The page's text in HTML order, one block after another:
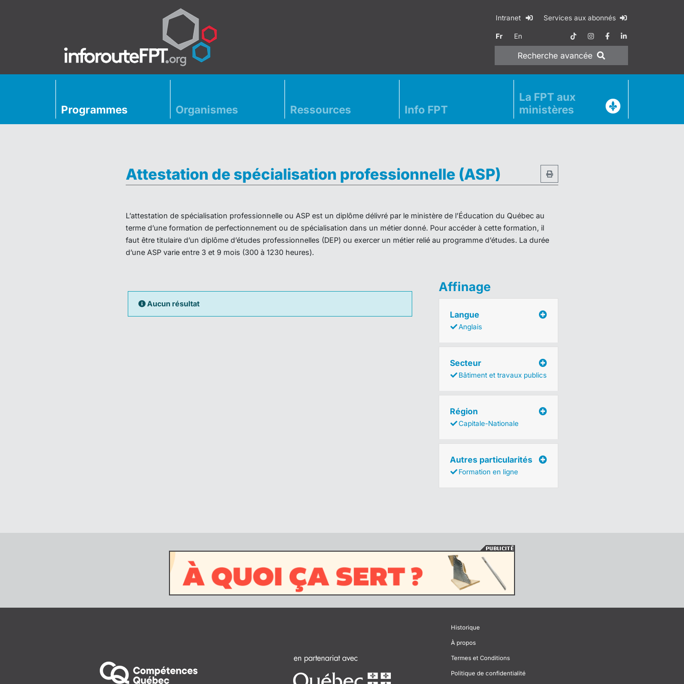
Intranet Services aux abonnés
Fr En
Recherche avancée
Programmes Organismes Ressources Info FPT
La FPT aux
ministères
Attestation de spécialisation professionnelle (ASP)
L’attestation de spécialisation professionnelle ou ASP est un diplôme délivré par le ministère de l’Éducation du Québec au
terme d’une formation de perfectionnement ou de spécialisation dans un métier donné. Pour accéder à cette formation, il
faut être titulaire d’un diplôme d’études professionnelles (DEP) ou exercer un métier relié au programme d’études. La durée
d’une ASP varie entre 3 et 9 mois (300 à 1230 heures).
Aucun résultat
Affinage
Langue
Anglais
Secteur
Bâtiment et travaux publics
Région
Capitale-Nationale
Autres particularités
Formation en ligne
Historique
À propos
Termes et Conditions
Politique de confidentialité